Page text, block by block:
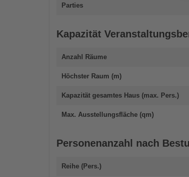
Parties
Kapazität
Anzahl Räume
Höchster Raum (m)
Kapazität gesamtes Haus (max. Pers.)
Max. Ausstellungsfläche (qm)
Personenanzahl nach
Reihe (Pers.)